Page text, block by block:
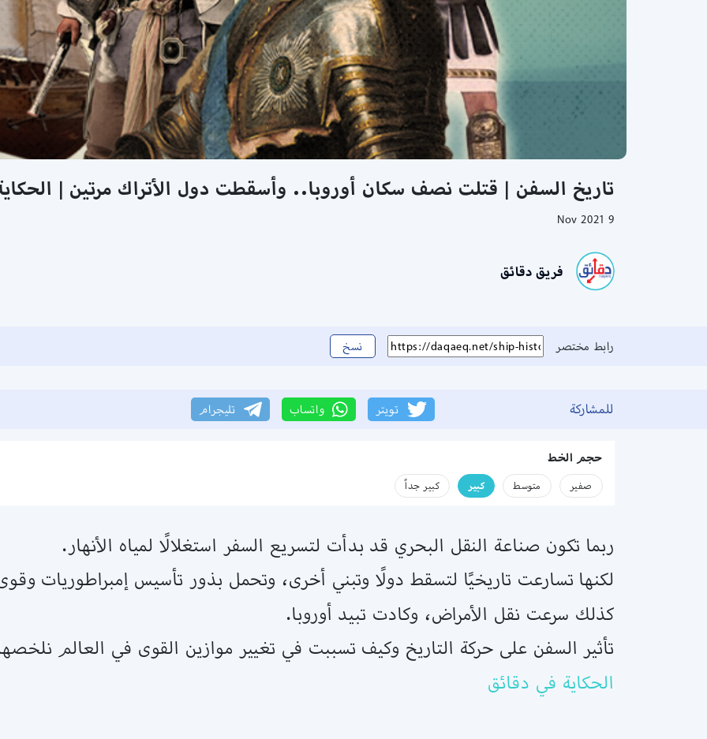
تاريخ السفن | قتلت نصف سكان أوروبا.. وأسقطت دول الأتراك مرتين |
9 Nov 2021
فريق دقائق
رابط مختصر نسخ
للمشاركة تويتر واتساب تليجرام
حجم الخط
صفير متوسط كبير كبير جداً
ربما تكون صناعة النقل البحري قد بدأت لتسريع السفر استغلالًا لمياه الأنهار.
لكنها تسارعت تاريخيًا لتسقط دولًا وتبني أخرى، وتحمل بذور تأسيس إمبراطوريات
كذلك سرعت نقل الأمراض، وكادت تبيد أوروبا.
تأثير السفن على حركة التاريخ وكيف تسببت في تغيير موازين القوى في العالم
الحكاية في دقائق